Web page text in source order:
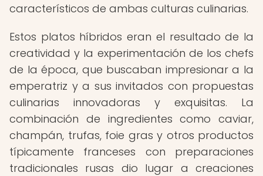
característicos de ambas culturas culinarias.
Estos platos híbridos eran el resultado de la
creatividad y la experimentación de los chefs
de la época, que buscaban impresionar a la
emperatriz y a sus invitados con propuestas
culinarias innovadoras y exquisitas. La
combinación de ingredientes como caviar,
champán, trufas, foie gras y otros productos
típicamente franceses con preparaciones
tradicionales rusas dio lugar a creaciones